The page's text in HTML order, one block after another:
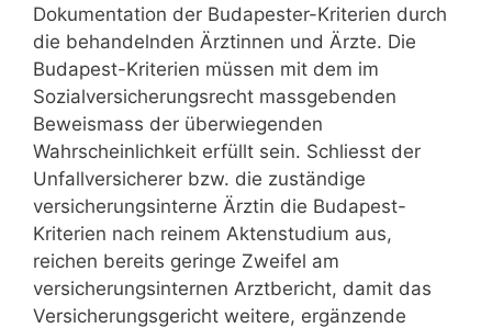
Dokumentation der Budapester-Kriterien durch
die behandelnden Ärztinnen und Ärzte. Die
Budapest-Kriterien müssen mit dem im
Sozialversicherungsrecht massgebenden
Beweismass der überwiegenden
Wahrscheinlichkeit erfüllt sein. Schliesst der
Unfallversicherer bzw. die zuständige
versicherungsinterne Ärztin die Budapest-
Kriterien nach reinem Aktenstudium aus,
reichen bereits geringe Zweifel am
versicherungsinternen Arztbericht, damit das
Versicherungsgericht weitere, ergänzende